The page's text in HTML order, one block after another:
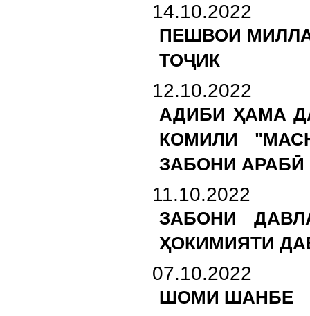
14.10.2022
ПЕШВОИ
ТОҶИК
12.10.2022
АДИБИ ҲАМА
КОМИЛИ
ЗАБОНИ АРАБӢ
11.10.2022
ЗАБОНИ
ҲОКИМИЯТИ
07.10.2022
ШОМИ ШАНБЕ